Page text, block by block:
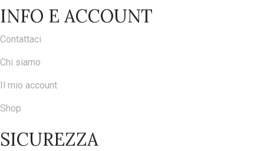
INFO E ACCOUNT
Contattaci
Chi siamo
Il mio account
Shop
SICUREZZA